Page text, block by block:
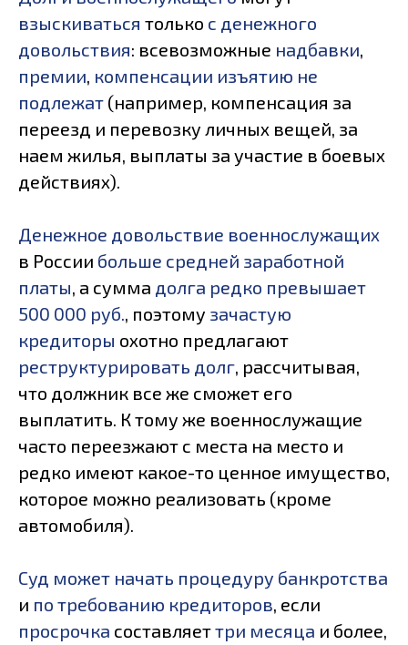
взыскиваться только с денежного
довольствия: всевозможные надбавки,
премии, компенсации изъятию не
подлежат (например, компенсация за
переезд и перевозку личных вещей, за
наем жилья, выплаты за участие в боевых
действиях).
Денежное довольствие военнослужащих
в России больше средней заработной
платы, а сумма долга редко превышает
500 000 руб., поэтому зачастую
кредиторы охотно предлагают
реструктурировать долг, рассчитывая,
что должник все же сможет его
выплатить. К тому же военнослужащие
часто переезжают с места на место и
редко имеют какое-то ценное имущество,
которое можно реализовать (кроме
автомобиля).
Суд может начать процедуру банкротства
и по требованию кредиторов, если
просрочка составляеттри месяца и более,